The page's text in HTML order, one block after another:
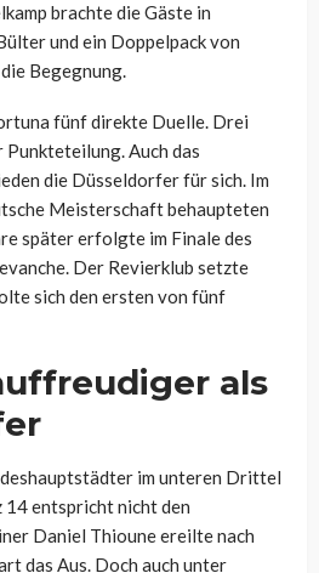
brachte die Gäste in
und ein Doppelpack von
Begegnung.
fünf direkte Duelle. Drei
Auch das
die Düsseldorfer für sich. Im
Meisterschaft behaupteten
später erfolgte im Finale des
Der Revierklub setzte
sich den ersten von fünf
als
im unteren Drittel
14 entspricht nicht den
Daniel Thioune ereilte nach
das Aus. Doch auch unter